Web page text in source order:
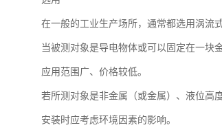
在一般的工业生产场所，通常都选用涡流
当被测对象是导电物体或可以固定在一块
应用范围广、价格较低。
若所测对象是非金属（或金属）、液位高
安装时应考虑环境因素的影响。